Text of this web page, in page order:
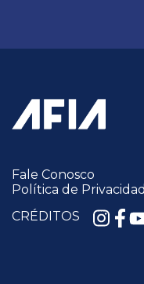
Fale Conosco
Política de
CRÉDITOS